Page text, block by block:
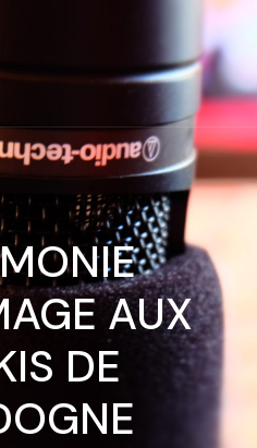
AUX
DE